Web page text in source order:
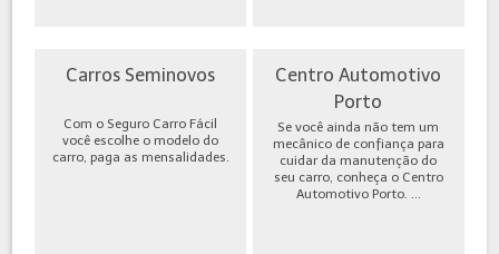
Carros Seminovos
Com o Seguro Carro Fácil
você escolhe o modelo do
carro, paga as mensalidades.
Centro Automotivo
Porto
Se você ainda não tem um
mecânico de confiança para
cuidar da manutenção do
seu carro, conheça o Centro
Automotivo Porto. ...